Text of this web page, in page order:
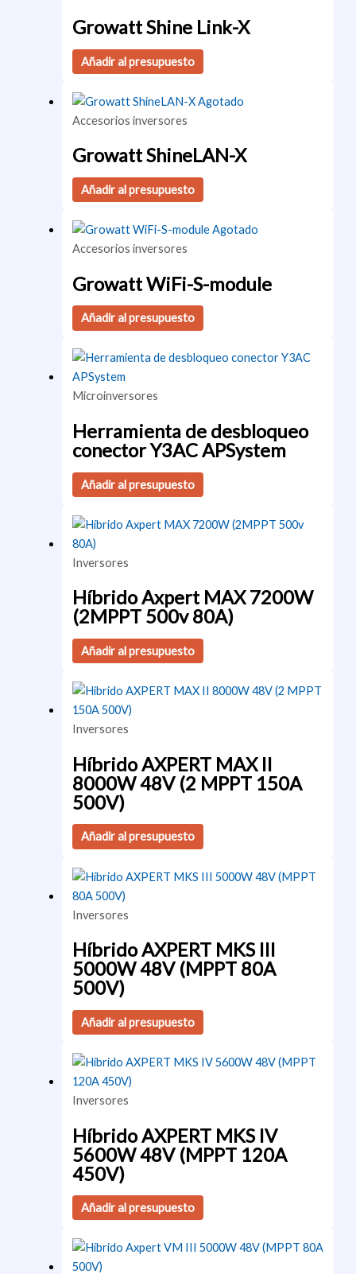
Growatt Shine Link-X
Añadir al presupuesto
Agotado
Accesorios inversores
Growatt ShineLAN-X
Añadir al presupuesto
Agotado
Accesorios inversores
Growatt WiFi-S-module
Añadir al presupuesto
Microinversores
Herramienta de desbloqueo
conector Y3AC APSystem
Añadir al presupuesto
Inversores
Híbrido Axpert MAX 7200W
(2MPPT 500v 80A)
Añadir al presupuesto
Inversores
Híbrido AXPERT MAX II
8000W 48V (2 MPPT 150A
500V)
Añadir al presupuesto
Inversores
Híbrido AXPERT MKS III
5000W 48V (MPPT 80A
500V)
Añadir al presupuesto
Inversores
Híbrido AXPERT MKS IV
5600W 48V (MPPT 120A
450V)
Añadir al presupuesto